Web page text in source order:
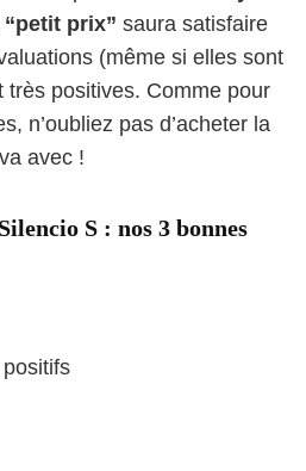
prix” saura satisfaire
(même si elles sont
très positives. Comme pour
n’oubliez pas d’acheter la
avec !
S : nos 3 bonnes